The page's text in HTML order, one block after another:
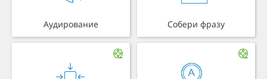
Аудирование Собери фразу